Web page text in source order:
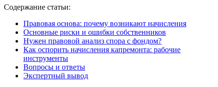
Содержание статьи:
Правовая основа: почему возникают начисления
Основные риски и ошибки собственников
Нужен правовой анализ спора с фондом?
Как оспорить начисления капремонта: рабочие
инструменты
Вопросы и ответы
Экспертный вывод